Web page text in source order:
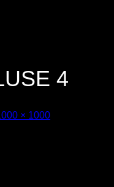
4
× 1000
können einen